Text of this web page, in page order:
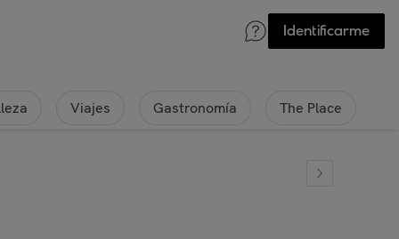
Identificarme
Viajes Gastronomía The Place